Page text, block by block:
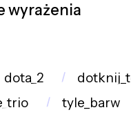
wyrażenia
dota_2
tyle_barw